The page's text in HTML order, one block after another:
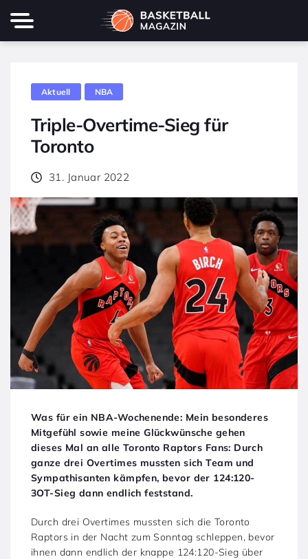
Aktuell NBA
Triple-Overtime-Sieg für
Toronto
31. Januar 2022
Was für ein NBA-Wochenende: Mein besonderes
Mitgefühl sowie meine Glückwünsche gehen
dieses Mal an alle Toronto Raptors Fans: Durch
ganze drei Overtimes mussten sich Team und
Sympathisanten kämpfen, bevor der 124:120-
3OT-Sieg dann endlich feststand.
Durch drei Overtimes mussten sich die Toronto
Raptors in der Nacht zum Sonntag schleppen, bevor
ihnen dann endlich der knappe 124:120-Sieg über